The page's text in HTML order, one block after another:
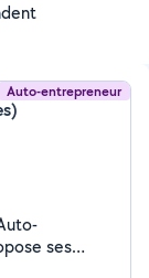
Auto-entrepreneur
ses